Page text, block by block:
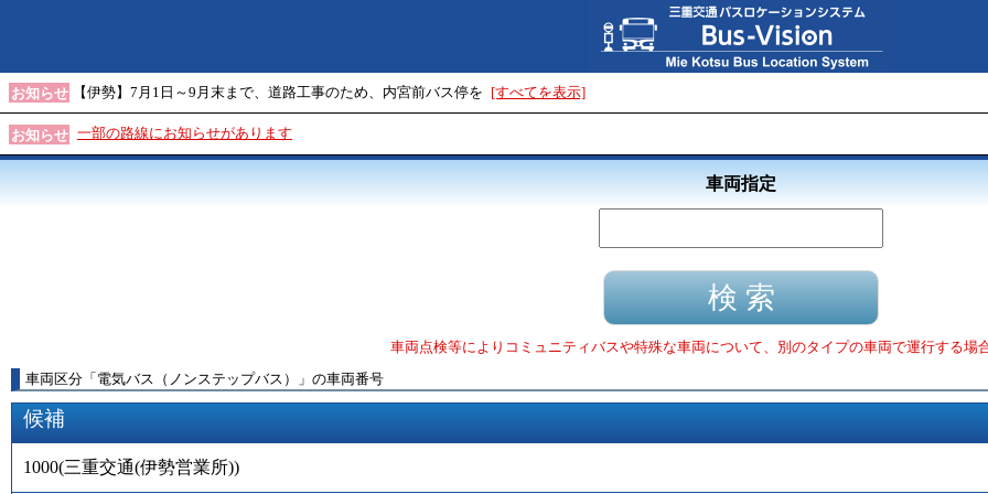
お知らせ 【伊勢】7月1日～9月末まで、道路工事のため、内宮前バス停を [すべてを表示]
お知らせ 一部の路線にお知らせがあります
車両指定
車両点検等によりコミュニティバスや特殊な車両について、別のタイプの車両で運行する場
車両区分 「 電気バス（ノンステップバス） 」 の車両番号
候補
1000(三重交通(伊勢営業所))